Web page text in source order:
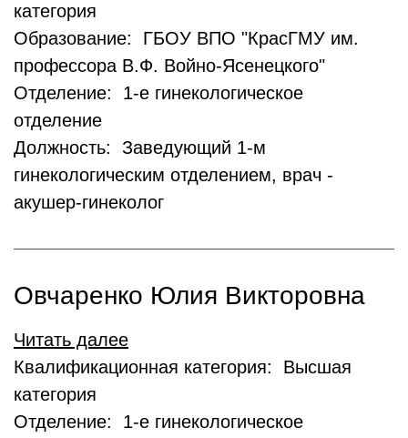
категория
Образование: ГБОУ ВПО "КрасГМУ им.
профессора В.Ф. Войно-Ясенецкого"
Отделение: 1-е гинекологическое
отделение
Должность: Заведующий 1-м
гинекологическим отделением, врач -
акушер-гинеколог
Овчаренко Юлия Викторовна
Читать далее
Квалификационная категория: Высшая
категория
Отделение: 1-е гинекологическое